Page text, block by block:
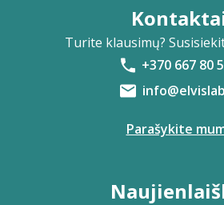
Turite klausimų?
+370 667 80
Parašykite